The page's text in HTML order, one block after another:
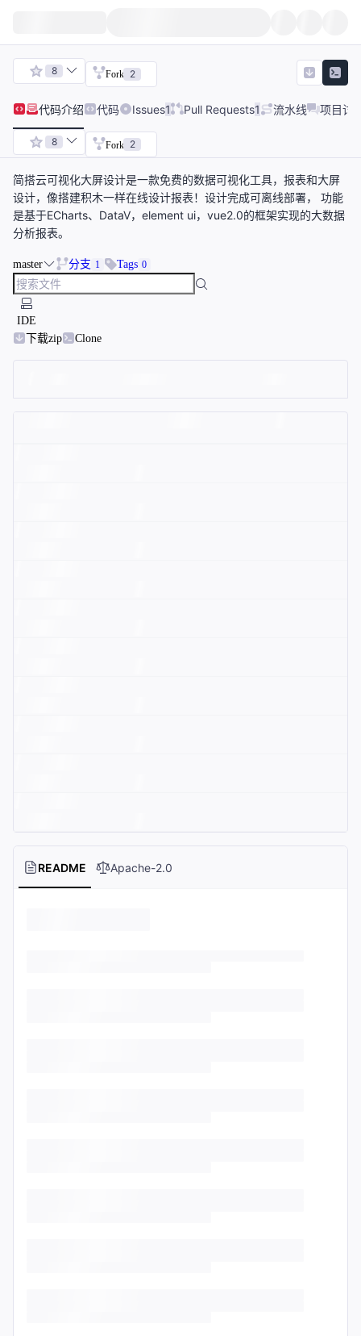
8 Fork 2
代码介绍 代码 Issues1 Pull Requests1 流水线 项目讨
8 Fork 2
简搭云可视化大屏设计是一款免费的数据可视化工具，报表和大屏
设计，像搭建积木一样在线设计报表！设计完成可离线部署， 功能
是基于ECharts、DataV，element ui，vue2.0的框架实现的大数据
分析报表。
master 分支 1 Tags 0
IDE
下载zip
Clone
README Apache-2.0